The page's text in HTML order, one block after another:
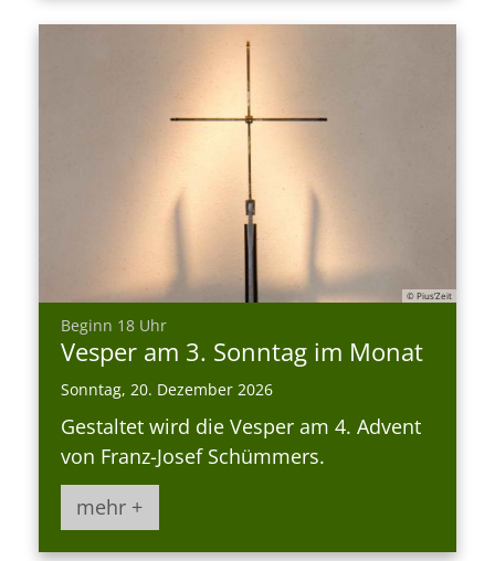
© Pius’Zeit
Beginn 18 Uhr:
Vesper am 3. Sonntag im Monat
Sonntag, 20. Dezember 2026
Gestaltet wird die Vesper am 4. Advent
von Franz-Josef Schümmers.
mehr +